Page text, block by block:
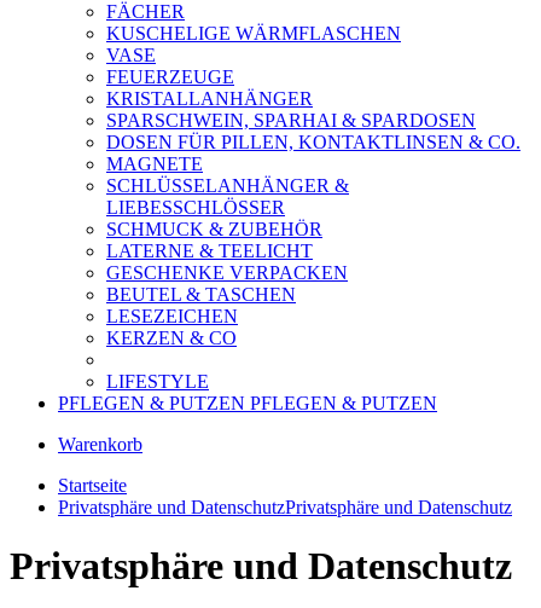
FÄCHER
KUSCHELIGE WÄRMFLASCHEN
VASE
FEUERZEUGE
KRISTALLANHÄNGER
SPARSCHWEIN, SPARHAI & SPARDOSEN
DOSEN FÜR PILLEN, KONTAKTLINSEN & CO.
MAGNETE
SCHLÜSSELANHÄNGER &
LIEBESSCHLÖSSER
SCHMUCK & ZUBEHÖR
LATERNE & TEELICHT
GESCHENKE VERPACKEN
BEUTEL & TASCHEN
LESEZEICHEN
KERZEN & CO
LIFESTYLE
PFLEGEN & PUTZEN PFLEGEN & PUTZEN
Warenkorb
Startseite
Privatsphäre und DatenschutzPrivatsphäre und Datenschutz
Privatsphäre und Datenschutz